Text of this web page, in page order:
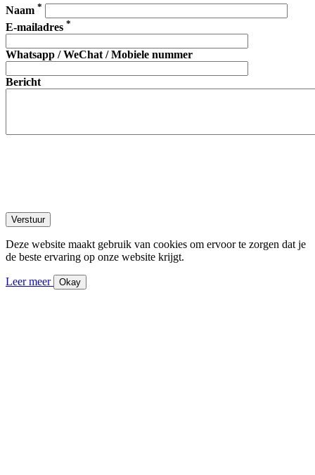
Naam *
E-mailadres *
Whatsapp / WeChat / Mobiele nummer
Bericht
Deze website maakt gebruik van cookies om ervoor te zorgen dat je
de beste ervaring op onze website krijgt.
Leer meer Okay